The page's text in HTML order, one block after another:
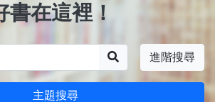
在這裡！
進階搜尋
主題搜尋